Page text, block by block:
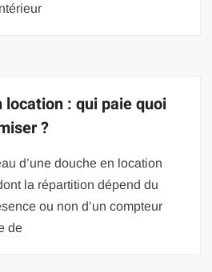
location : qui paie quoi
?
d’une douche en location
la répartition dépend du
ou non d’un compteur
de